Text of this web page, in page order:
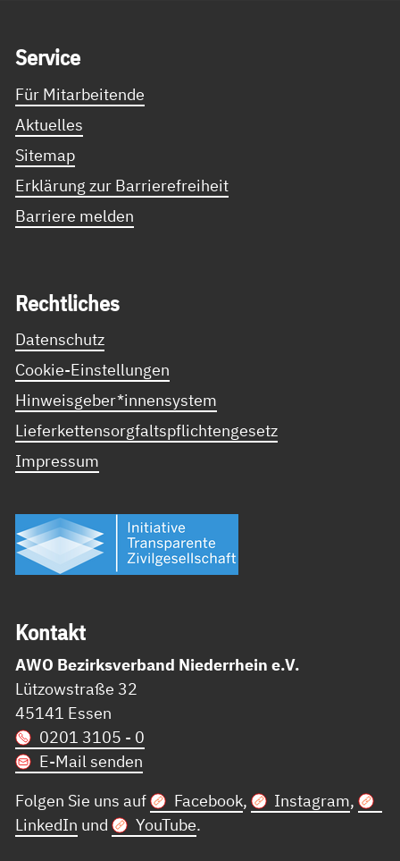
Ser­vice
Für Mitarbeitende
Aktuelles
Sitemap
Erklärung zur Barrierefreiheit
Barriere melden
Recht­li­ches
Datenschutz
Cookie-Einstellungen
Hinweisgeber*innensystem
Lieferkettensorgfaltspflichtengesetz
Impressum
Kon­takt
AWO Bezirksverband Niederrhein e.V.
Lützowstraße 32
45141 Essen
0201 3105 - 0
E-Mail senden
Folgen Sie uns auf
Facebook, Instagram,
LinkedIn und YouTube.